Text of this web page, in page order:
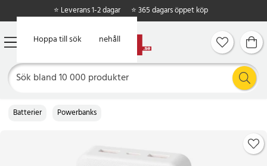
Hoppa till huvudinnehåll
Hoppa till sök
⭐ Leverans 1-2 dagar ⭐ 365 dagars öppet köp
Batterier Powerbanks